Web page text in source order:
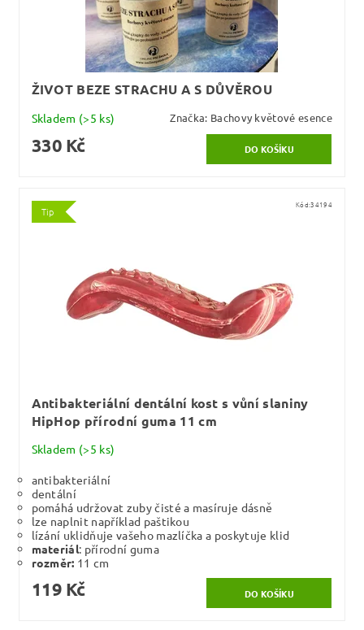
ŽIVOT BEZE STRACHU A S DŮVĚROU
Skladem (>5 ks) Značka: Bachovy květové esence
330 Kč
Tip
Kód:34194
Antibakteriální dentální kost s vůní slaniny
HipHop přírodní guma 11 cm
Skladem (>5 ks)
antibakteriální
dentální
pomáhá udržovat zuby čisté a masíruje dásně
lze naplnit například paštikou
lízání uklidňuje vašeho mazlíčka a poskytuje klid
materiál: přírodní guma
rozměr: 11 cm
119 Kč